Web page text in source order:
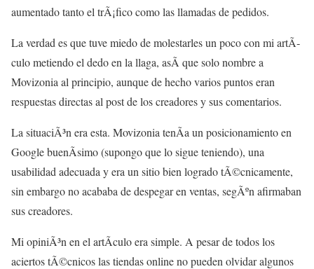
aumentado tanto el trÃ¡fico como las llamadas de pedidos.
La verdad es que tuve miedo de molestarles un poco con mi artÃ­
culo metiendo el dedo en la llaga, asÃ­ que solo nombre a
Movizonia al principio, aunque de hecho varios puntos eran
respuestas directas al post de los creadores y sus comentarios.
La situaciÃ³n era esta. Movizonia tenÃ­a un posicionamiento en
Google buenÃ­simo (supongo que lo sigue teniendo), una
usabilidad adecuada y era un sitio bien logrado tÃ©cnicamente,
sin embargo no acababa de despegar en ventas, segÃºn afirmaban
sus creadores.
Mi opiniÃ³n en el artÃ­culo era simple. A pesar de todos los
aciertos tÃ©cnicos las tiendas online no pueden olvidar algunos